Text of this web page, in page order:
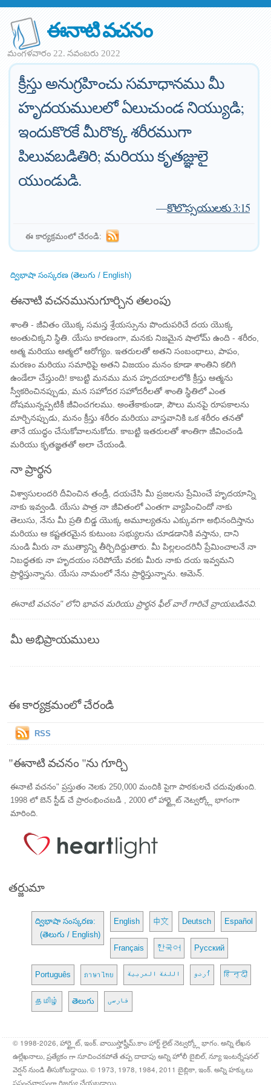
ఈనాటి వచనం
మంగళవారం 22. నవంబరు 2022
క్రీస్తు అనుగ్రహించు సమాధానము మీ
హృదయములలో ఏలుచుండ నియ్యుడి;
ఇందుకొరకే మీరొక్క శరీరముగా
పిలువబడితిరి; మరియు కృతజ్ఞులై
యుండుడి.
—కొలొస్సయులకు 3:15
ఈ కార్యక్రమంలో చేరండి:
ద్విభాషా సంస్కరణ (తెలుగు / English)
ఈనాటి వచనమునుగూర్చిన తలంపు
శాంతి - జీవితం యొక్క సమస్త శ్రేయస్సును పొందుపరిచే దయ యొక్క
అంతుచిక్కని స్థితి. యేసు కారణంగా, మనకు నిజమైన షాలోమ్ ఉంది - శరీరం,
ఆత్మ మరియు ఆత్మలో ఆరోగ్యం. ఇతరులతో అతని సంబంధాలు, పాపం,
మరణం మరియు సమాధిపై అతని విజయం మనం కూడా శాంతిని కలిగి
ఉండేలా చేస్తుంది! కాబట్టి మనము మన హృదయాలలోకి క్రీస్తు ఆత్మను
స్వీకరించినప్పుడు, మన సహోదర సహోదరీలతో శాంతి స్థితిలో ఎంత
దోషమున్నప్పటికీ జీవించగలము. అంతేకాకుండా, పౌలు మనపై రూపకాలను
మార్చినప్పుడు, మనం క్రీస్తు శరీరం మరియు వాస్తవానికి ఒక శరీరం తనతో
తానే యుద్ధం చేసుకోవాలనుకోదు. కాబట్టి ఇతరులతో శాంతిగా జీవించండి
మరియు కృతజ్ఞతతో అలా చేయండి.
నా ప్రార్థన
విశ్వాసులందరి దీవించిన తండ్రీ, దయచేసి మీ ప్రజలను ప్రేమించే హృదయాన్ని
నాకు ఇవ్వండి. యేసు పాత్ర నా జీవితంలో ఎంతగా వ్యాపించిందో నాకు
తెలుసు, నేను మీ ప్రతి బిడ్డ యొక్క అమూల్యతను ఎక్కువగా అభినందిస్తాను
మరియు ఆ కష్టతరమైన కుటుంబ సభ్యులను చూడడానికి వస్తాను, దాని
నుండి మీరు నా ముత్యాన్ని తీర్చిదిద్దుతారు. మీ పిల్లలందరినీ ప్రేమించాలనే నా
నిబద్ధతకు నా హృదయం సరిపోయే వరకు మీరు నాకు దయ ఇవ్వమని
ప్రార్థిస్తున్నాను. యేసు నామంలో నేను ప్రార్థిస్తున్నాను. ఆమెన్.
ఈనాటి వచనం" లోని భావన మరియు ప్రార్థన ఫీల్ వారే గారిచే వ్రాయబడినవి.
మీ అభిప్రాయములు
ఈ కార్యక్రమంలో చేరండి
RSS
"ఈనాటి వచనం "ను గూర్చి
ఈనాటి వచనం" ప్రస్తుతం నెలకు 250,000 మందికి పైగా పాఠకులచే చదువుతుంది.
1998 లో బెన్ స్టీడ్ చే ప్రారంభించబడి , 2000 లో హార్ట్లైట్ నెట్వర్క్లో భాగంగా
మారింది.
తర్జుమా
ద్విభాషా సంస్కరణ:
(తెలుగు / English)
English 中文 Deutsch Español
Français 한국어 Русский
Português ภาษาไทย اللغة العربية اُردو हिन्दी
தமிழ் తెలుగు فارسی
© 1998-2026, హార్ట్లైట్, ఇంక్. వాయిస్హోఫ్హీమ్.కాం హార్ట్ లైట్ నెట్వర్క్లో భాగం. అన్ని లేఖన
ఉల్లేఖనాలు, ప్రత్యేకం గా సూచించకపోతే తప్ప దాదాపు అన్ని హోలీ బైబిల్, న్యూ ఇంటర్నేషనల్
వెర్షన్ నుండి తీసుకోబడ్డాయి. © 1973, 1978, 1984, 2011 బైబ్లికా, ఇంక్. అన్ని హక్కులు
ప్రపంచవ్యాప్తంగా రిజర్వు చేయబడ్డాయి.